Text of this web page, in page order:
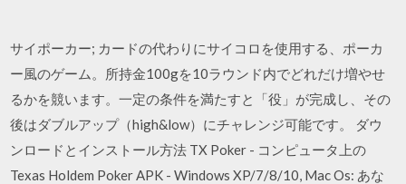
サイポーカー; カードの代わりにサイコロを使用する、ポーカ
ー風のゲーム。所持金100gを10ラウンド内でどれだけ増やせ
るかを競います。一定の条件を満たすと「役」が完成し、その
後はダブルアップ（high&low）にチャレンジ可能です。 ダウ
ンロードとインストール方法 TX Poker - コンピュータ上の
Texas Holdem Poker APK - Windows XP/7/8/10, Mac Os: あな